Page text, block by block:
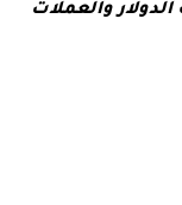
والعملات